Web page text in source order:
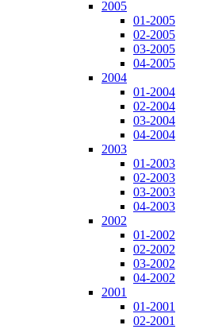
2005
01-2005
02-2005
03-2005
04-2005
2004
01-2004
02-2004
03-2004
04-2004
2003
01-2003
02-2003
03-2003
04-2003
2002
01-2002
02-2002
03-2002
04-2002
2001
01-2001
02-2001